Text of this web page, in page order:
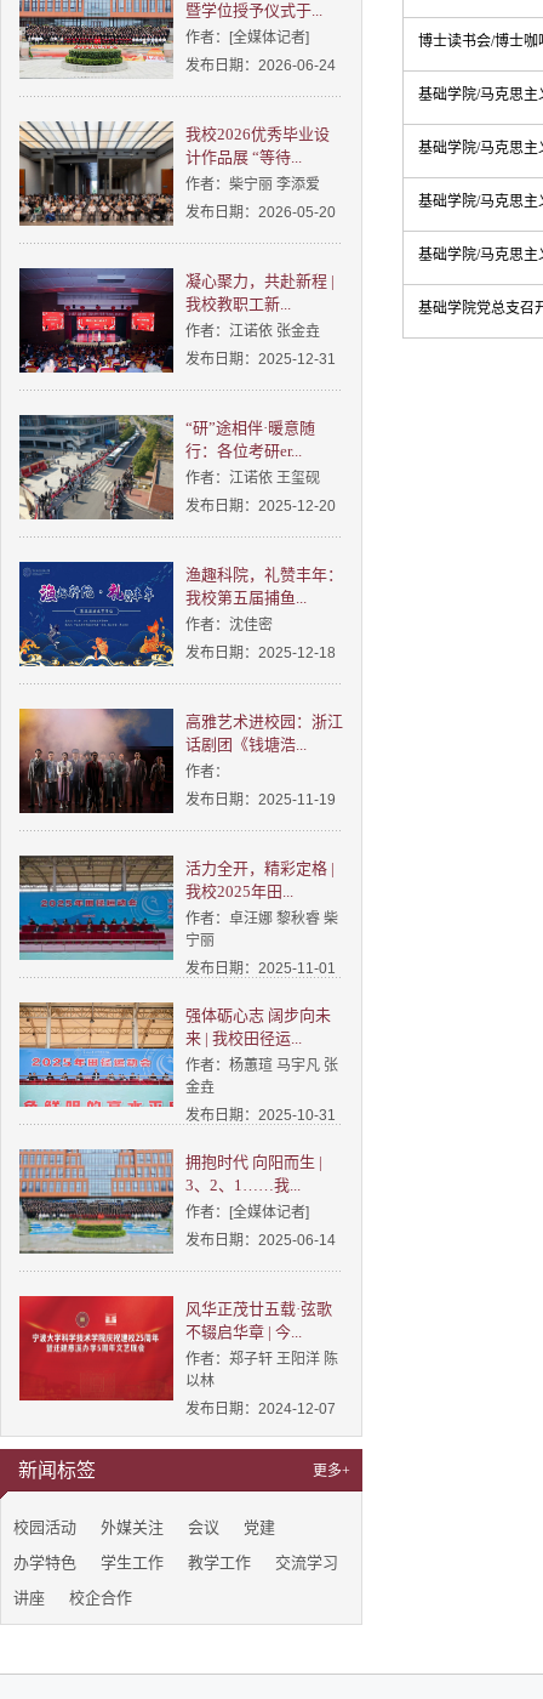
暨学位授予仪式于...
作者：[全媒体记者]
发布日期：2026-06-24
我校2026优秀毕业设
计作品展 “等待...
作者：柴宁丽 李添爱
发布日期：2026-05-20
凝心聚力，共赴新程 |
我校教职工新...
作者：江诺依 张金垚
发布日期：2025-12-31
“研”途相伴·暖意随
行：各位考研er...
作者：江诺依 王玺砚
发布日期：2025-12-20
渔趣科院，礼赞丰年：
我校第五届捕鱼...
作者：沈佳密
发布日期：2025-12-18
高雅艺术进校园：浙江
话剧团《钱塘浩...
作者：
发布日期：2025-11-19
活力全开，精彩定格 |
我校2025年田...
作者：卓汪娜 黎秋睿 柴
宁丽
发布日期：2025-11-01
强体砺心志 阔步向未
来 | 我校田径运...
作者：杨蕙瑄 马宇凡 张
金垚
发布日期：2025-10-31
拥抱时代 向阳而生 |
3、2、1……我...
作者：[全媒体记者]
发布日期：2025-06-14
风华正茂廿五载·弦歌
不辍启华章 | 今...
作者：郑子轩 王阳洋 陈
以林
发布日期：2024-12-07
新闻标签 更多+
校园活动 外媒关注 会议
党建
办学特色
学生工作 教学工作
交流学习
讲座
校企合作
博士读书会/博士
基础学院/马克思主
基础学院/马克思
基础学院/马克思
基础学院/马克思
基础学院党总支召